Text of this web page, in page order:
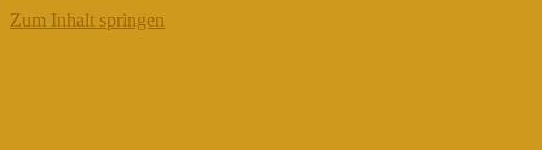
Zum Inhalt springen